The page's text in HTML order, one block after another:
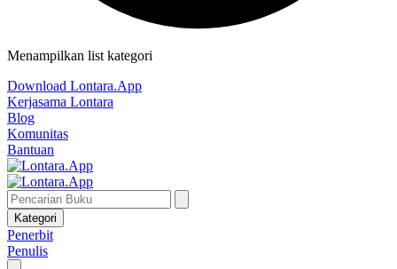
Menampilkan list kategori
Download Lontara.App
Kerjasama Lontara
Blog
Komunitas
Bantuan
Kategori
Penerbit
Penulis